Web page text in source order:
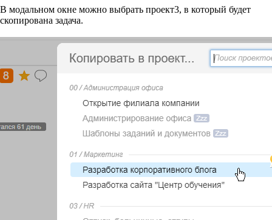
В модальном окне можно выбрать проект3, в который будет
скопирована задача.